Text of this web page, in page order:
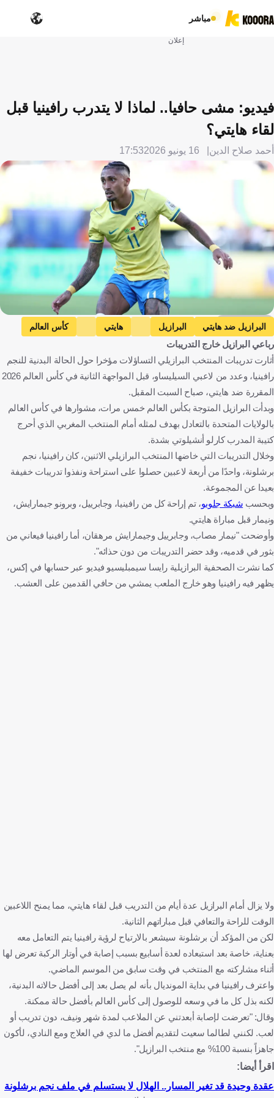
مباشر
إعلان
فيديو: مشى حافيا.. لماذا لا يتدرب رافينيا قبل
لقاء هايتي؟
أحمد صلاح الدين 16 يونيو 2026 17:53
Getty Images
البرازيل ضد هايتي البرازيل هايتي
كأس العالم
رافينيا
جابرييل برونو جيمارايش
الولايات المتحدة
كرة قدم
رباعي البرازيل خارج التدريبات
أثارت تدريبات المنتخب البرازيلي التساؤلات مؤخرا حول الحالة البدنية للنجم
رافينيا، وعدد من لاعبي السيليساو، قبل المواجهة الثانية في كأس العالم 2026
المقررة ضد هايتي، صباح السبت المقبل.
وبدأت البرازيل المتوجة بكأس العالم خمس مرات، مشوارها في كأس العالم
بالولايات المتحدة بالتعادل بهدف لمثله أمام المنتخب المغربي الذي أحرج
كتيبة المدرب كارلو أنشيلوتي بشدة.
وخلال التدريبات التي خاضها المنتخب البرازيلي الاثنين، كان رافينيا، نجم
برشلونة، واحدًا من أربعة لاعبين حصلوا على استراحة ونفذوا تدريبات خفيفة
بعيدا عن المجموعة.
وبحسب شبكة جلوبو، تم إراحة كل من رافينيا، وجابرييل، وبرونو جيمارايش،
ونيمار قبل مباراة هايتي.
وأوضحت "نيمار مصاب، وجابرييل وجيمارايش مرهقان، أما رافينيا فيعاني من
بثور في قدميه، وقد حضر التدريبات من دون حذائه".
كما نشرت الصحفية البرازيلية رايسا سيمبليسيو فيديو عبر حسابها في إكس،
يظهر فيه رافينيا وهو خارج الملعب يمشي من حافي القدمين على العشب.
ولا يزال أمام البرازيل عدة أيام من التدريب قبل لقاء هايتي، مما يمنح اللاعبين
الوقت للراحة والتعافي قبل مباراتهم الثانية.
لكن من المؤكد أن برشلونة سيشعر بالارتياح لرؤية رافينيا يتم التعامل معه
بعناية، خاصة بعد استبعاده لعدة أسابيع بسبب إصابة في أوتار الركبة تعرض لها
أثناء مشاركته مع المنتخب في وقت سابق من الموسم الماضي.
واعترف رافينيا في بداية المونديال بأنه لم يصل بعد إلى أفضل حالاته البدنية،
لكنه بذل كل ما في وسعه للوصول إلى كأس العالم بأفضل حالة ممكنة.
وقال: "تعرضت لإصابة أبعدتني عن الملاعب لمدة شهر ونيف، دون تدريب أو
لعب. لكنني لطالما سعيت لتقديم أفضل ما لدي في العلاج ومع النادي، لأكون
جاهزاً بنسبة 100% مع منتخب البرازيل".
اقرأ أيضا:
عقدة وحيدة قد تغير المسار.. الهلال لا يستسلم في ملف نجم برشلونة